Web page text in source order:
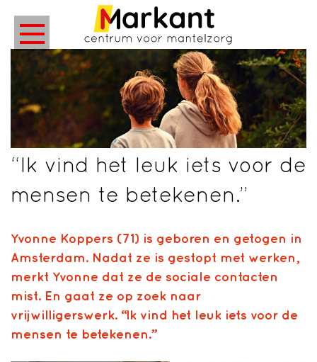
“Ik vind het leuk iets voor de
mensen te betekenen.”
Yvonne Koppers (71) is geboren en getogen in
Amsterdam. Nadat ze is gestopt met werken,
merkt Yvonne dat ze de sociale contacten
mist. En gaat ze op zoek naar
vrijwilligerswerk. “Ik vind het leuk iets voor de
mensen te betekenen.”